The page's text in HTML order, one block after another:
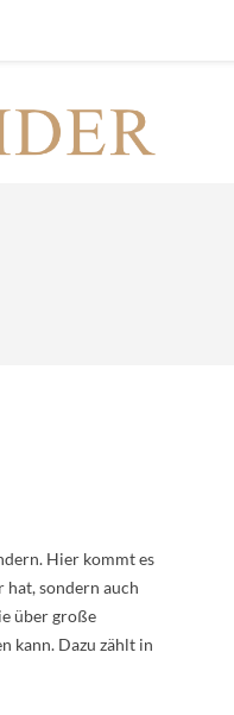
Hier kommt es
sondern auch
über große
kann. Dazu zählt in